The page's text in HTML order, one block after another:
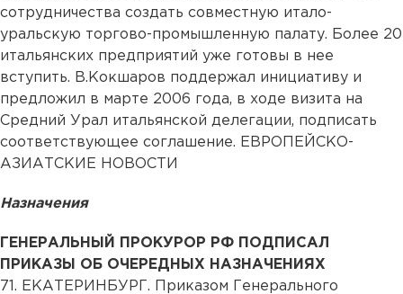
сотрудничества создать совместную итало-
уральскую торгово-промышленную палату. Более 20
итальянских предприятий уже готовы в нее
вступить. В.Кокшаров поддержал инициативу и
предложил в марте 2006 года, в ходе визита на
Средний Урал итальянской делегации, подписать
соответствующее соглашение. ЕВРОПЕЙСКО-
АЗИАТСКИЕ НОВОСТИ
Назначения
ГЕНЕРАЛЬНЫЙ ПРОКУРОР РФ ПОДПИСАЛ
ПРИКАЗЫ ОБ ОЧЕРЕДНЫХ НАЗНАЧЕНИЯХ
71. ЕКАТЕРИНБУРГ. Приказом Генерального